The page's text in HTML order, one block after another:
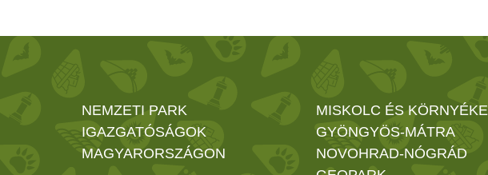
NEMZETI PARK
IGAZGATÓSÁGOK
MAGYARORSZÁGON
MISKOLC ÉS KÖRNYÉKE
GYÖNGYÖS-MÁTRA
NOVOHRAD-NÓGRÁD